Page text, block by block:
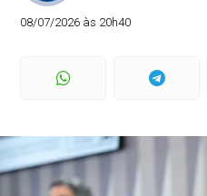
08/07/2026 às 20h40